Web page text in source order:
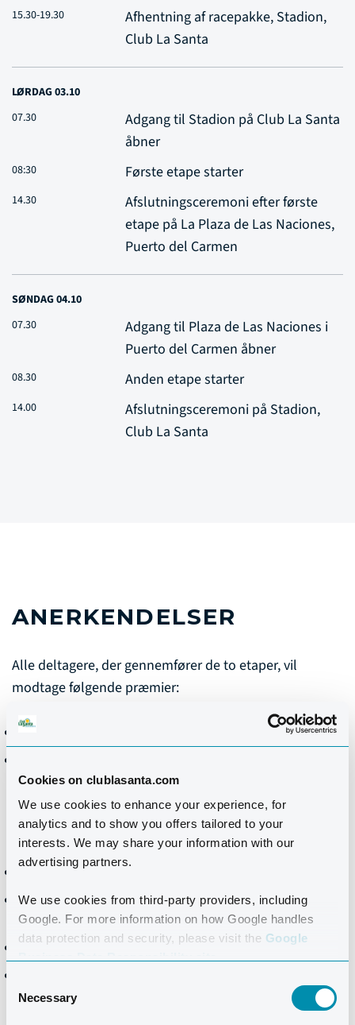
Cookies on clublasanta.com
We use cookies to enhance your experience, for
analytics and to show you offers tailored to your
interests. We may share your information with our
advertising partners.
We use cookies from third-party providers, including
Google. For more information on how Google handles
data protection and security, please visit the Google
Consent
Selection
Necessary
15.30-19.30
Afhentning af racepakke, Stadion,
Club La Santa
LØRDAG 03.10
07.30
Adgang til Stadion på Club La Santa
åbner
08:30 Første etape starter
14.30
Afslutningsceremoni efter første
etape på La Plaza de Las Naciones,
Puerto del Carmen
SØNDAG 04.10
07.30
Adgang til Plaza de Las Naciones i
Puerto del Carmen åbner
08.30 Anden etape starter
14.00
Afslutningsceremoni på Stadion,
Club La Santa
ANERKENDELSER
Alle deltagere, der gennemfører de to etaper, vil
modtage følgende præmier:
Finisher-medalje.
Anerkendelser til de bedste akkumulerede tider i
tidskørslerne på de 2 etaper:
Top 3 samlet herre / dame
1. plads i herre-/damekategorien i hver
aldersgruppe.
1. plads i Conejero & 1. plads i Canarian-kategorien.